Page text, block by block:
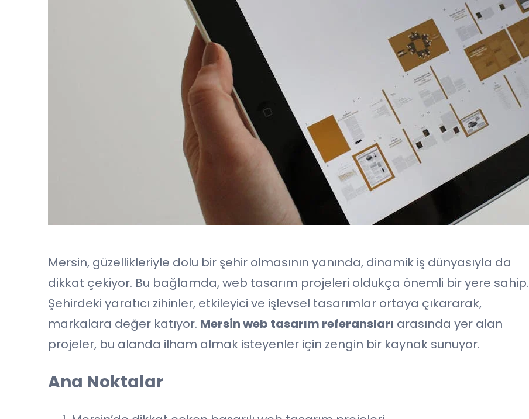
Mersin, güzellikleriyle dolu bir şehir olmasının yanında, dinamik iş dünyasıyla da
dikkat çekiyor. Bu bağlamda, web tasarım projeleri oldukça önemli bir yere sahip.
Şehirdeki yaratıcı zihinler, etkileyici ve işlevsel tasarımlar ortaya çıkararak,
markalara değer katıyor. Mersin web tasarım referansları arasında yer alan
projeler, bu alanda ilham almak isteyenler için zengin bir kaynak sunuyor.
Ana Noktalar